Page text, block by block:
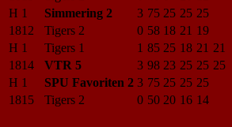
H 1
Simmering 2 3 75 25 25 25
1812
Tigers 2 0 58 18 21 19
H 1
Tigers 1 1 85 25 18 21 21
1814
VTR 5 3 98 23 25 25 25
H 1
SPU Favoriten 2 3 75 25 25 25
1815
Tigers 2 0 50 20 16 14